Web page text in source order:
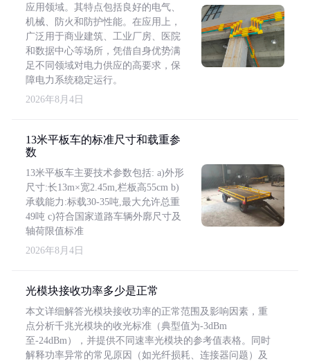
应用领域。其特点包括良好的电气、
机械、防火和防护性能。在应用上，
广泛用于商业建筑、工业厂房、医院
和数据中心等场所，凭借自身优势满
足不同领域对电力供应的高要求，保
障电力系统稳定运行。
2026年8月4日
13米平板车的标准尺寸和载重参
数
13米平板车主要技术参数包括: a)外形
尺寸:长13m×宽2.45m,栏板高55cm b)
承载能力:标载30-35吨,最大允许总重
49吨 c)符合国家道路车辆外廓尺寸及
轴荷限值标准
2026年8月4日
光模块接收功率多少是正常
本文详细解答光模块接收功率的正常范围及影响因素，重
点分析千兆光模块的收光标准（典型值为-3dBm
至-24dBm），并提供不同速率光模块的参考值表格。同时
解释功率异常的常见原因（如光纤损耗、连接器问题）及